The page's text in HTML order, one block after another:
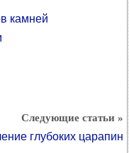
камней
Следующие статьи »
глубоких царапин